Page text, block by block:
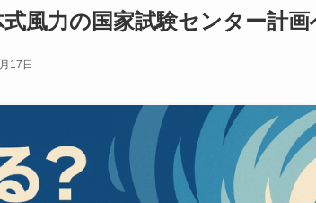
式風力の国家試験センター計
17日